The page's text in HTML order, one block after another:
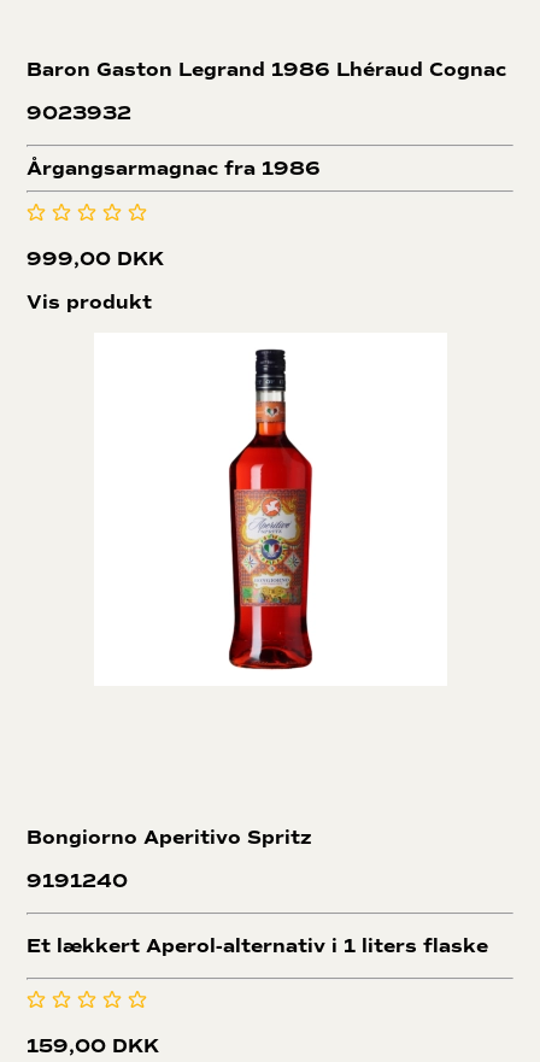
Baron Gaston Legrand 1986 Lhéraud Cognac
9023932
Årgangsarmagnac fra 1986
999,00 DKK
Vis produkt
Bongiorno Aperitivo Spritz
9191240
Et lækkert Aperol-alternativ i 1 liters flaske
159,00 DKK